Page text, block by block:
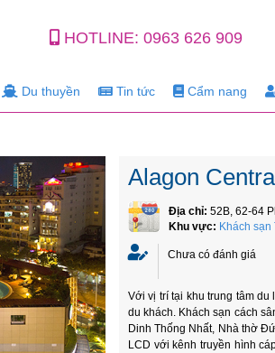
HOTLINE: 0963 626 909
Du thuyền Tin tức Cẩm nang
Alagon
Địa chỉ: 52B, 62-64
Khu vực: Khách sạn
Chưa có đánh giá
Với vị trí tại khu trung tâm du
du khách. Khách sạn cách
Dinh Thống Nhất, Nhà thờ
LCD với kênh truyền hình